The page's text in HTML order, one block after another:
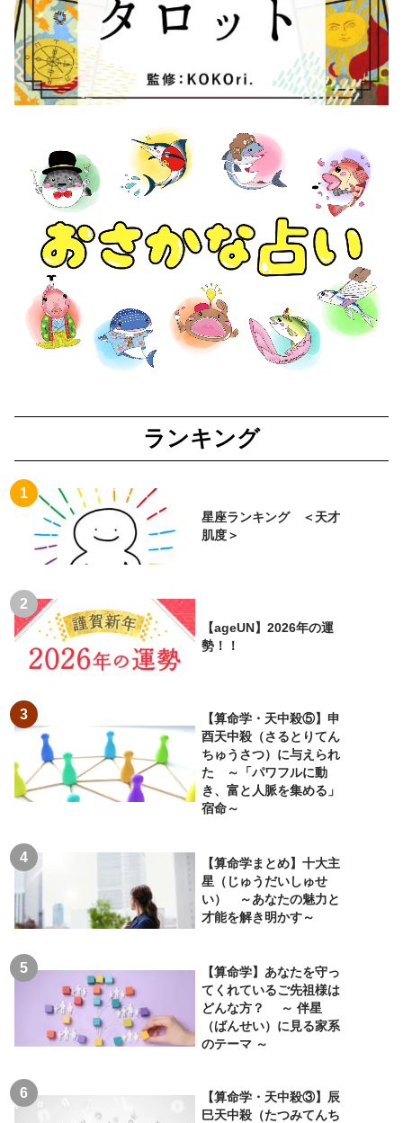
ランキング
星座ランキング ＜天才
肌度＞
【ageUN】2026年の運
勢！！
【算命学・天中殺⑤】申
酉天中殺（さるとりてん
ちゅうさつ）に与えられ
た ～「パワフルに動
き、富と人脈を集める」
宿命～
【算命学まとめ】十大主
星（じゅうだいしゅせ
い） ～あなたの魅力と
才能を解き明かす～
【算命学】あなたを守っ
てくれているご先祖様は
どんな方？ ～ 伴星
（ばんせい）に見る家系
のテーマ ～
【算命学・天中殺③】辰
巳天中殺（たつみてんち